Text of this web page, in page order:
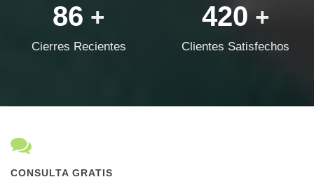
86 +
Cierres Recientes
420 +
Clientes Satisfechos
CONSULTA GRATIS